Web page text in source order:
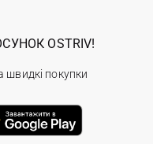
OSTRIV!
швидкі покупки